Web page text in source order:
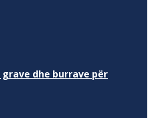
dhe burrave për